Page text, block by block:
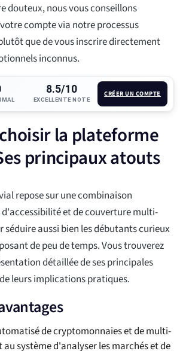
douteux, nous vous conseillons
compte via notre processus
que de vous inscrire directement
inconnus.
8.5/10
EXCELLENTE NOTE
CRÉER UN COMPTE
la plateforme
principaux atouts
repose sur une combinaison
et de couverture multi-
séduire aussi bien les débutants curieux
de peu de temps. Vous trouverez
détaillée de ses principales
leurs implications pratiques.
de cryptomonnaies et de multi-
système d'analyser les marchés et de